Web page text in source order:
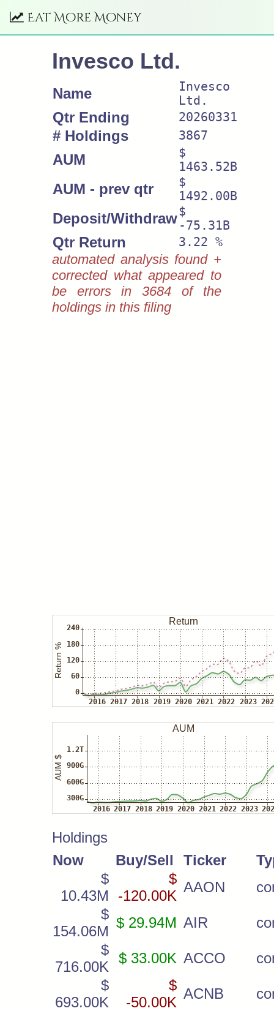
Eat More Money
Invesco Ltd.
Name
Invesco
Ltd.
Qtr Ending 20260331
# Holdings 3867
AUM
$
1463.52B
AUM - prev qtr
$
1492.00B
Deposit/Withdraw$
-75.31B
Qtr Return 3.22 %
automated analysis found +
corrected what appeared to
be errors in 3684 of the
holdings in this filing
Holdings
Now
Buy/Sell Ticker
$
10.43M
$
-120.00K
AAON
$
154.06M
$ 29.94M AIR
$
716.00K
$ 33.00K ACCO
$
693.00K
$
-50.00K
ACNB